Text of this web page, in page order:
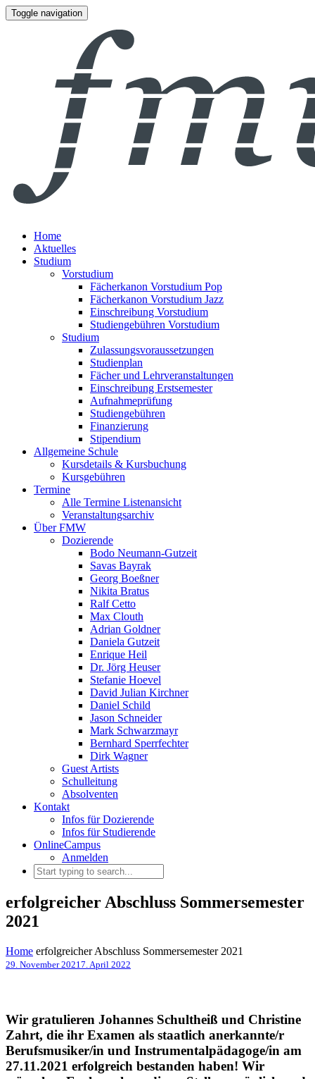
Toggle navigation
Home
Aktuelles
Studium
Vorstudium
Fächerkanon Vorstudium Pop
Fächerkanon Vorstudium Jazz
Einschreibung Vorstudium
Studiengebühren Vorstudium
Studium
Zulassungsvoraussetzungen
Studienplan
Fächer und Lehrveranstaltungen
Einschreibung Erstsemester
Aufnahmeprüfung
Studiengebühren
Finanzierung
Stipendium
Allgemeine Schule
Kursdetails & Kursbuchung
Kursgebühren
Termine
Alle Termine Listenansicht
Veranstaltungsarchiv
Über FMW
Dozierende
Bodo Neumann-Gutzeit
Savas Bayrak
Georg Boeßner
Nikita Bratus
Ralf Cetto
Max Clouth
Adrian Goldner
Daniela Gutzeit
Enrique Heil
Dr. Jörg Heuser
Stefanie Hoevel
David Julian Kirchner
Daniel Schild
Jason Schneider
Mark Schwarzmayr
Bernhard Sperrfechter
Dirk Wagner
Guest Artists
Schulleitung
Absolventen
Kontakt
Infos für Dozierende
Infos für Studierende
OnlineCampus
Anmelden
erfolgreicher Abschluss Sommersemester
2021
Home erfolgreicher Abschluss Sommersemester 2021
29. November 2021 7. April 2022
Wir gratulieren Johannes Schultheiß und Christine
Zahrt, die ihr Examen als staatlich anerkannte/r
Berufsmusiker/in und Instrumentalpädagoge/in am
27.11.2021 erfolgreich bestanden haben! Wir